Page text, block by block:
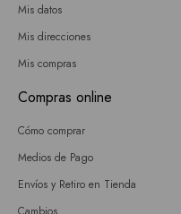
Mis datos
Mis direcciones
Mis compras
Compras online
Cómo comprar
Medios de Pago
Envíos y Retiro en Tienda